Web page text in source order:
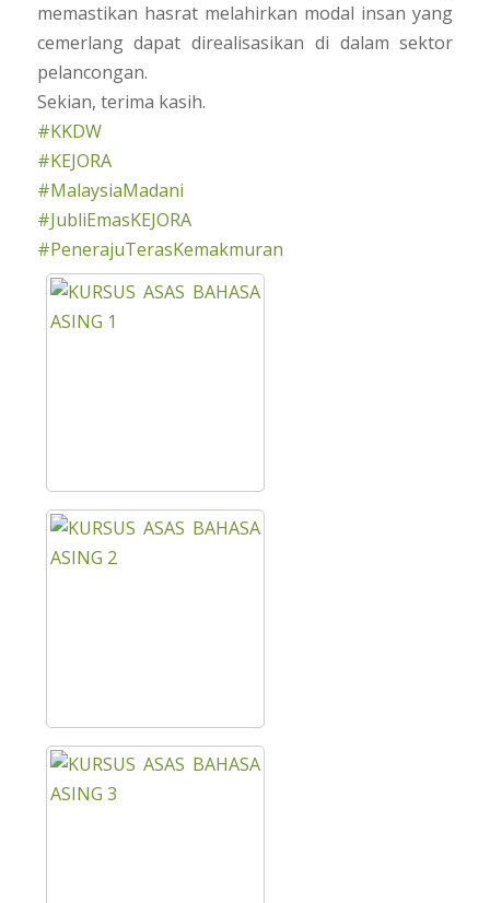
memastikan hasrat melahirkan modal insan yang
cemerlang dapat direalisasikan di dalam sektor
pelancongan.
Sekian, terima kasih.
#KKDW
#KEJORA
#MalaysiaMadani
#JubliEmasKEJORA
#PenerajuTerasKemakmuran